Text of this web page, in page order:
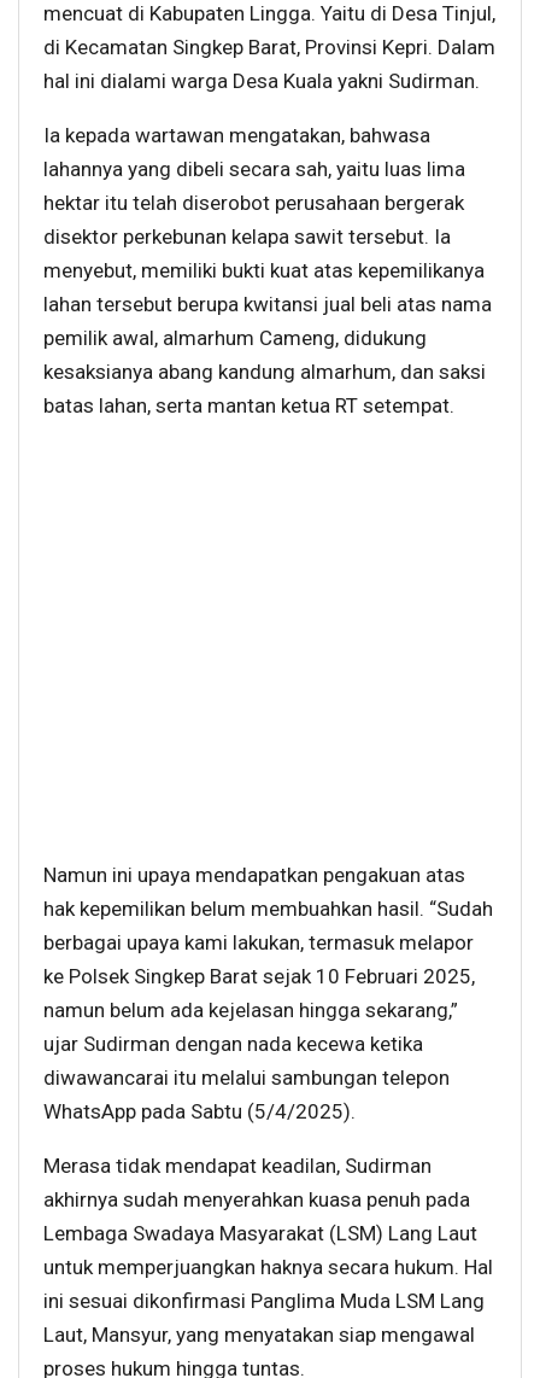
mencuat di Kabupaten Lingga. Yaitu di Desa Tinjul,
di Kecamatan Singkep Barat, Provinsi Kepri. Dalam
hal ini dialami warga Desa Kuala yakni Sudirman.
Ia kepada wartawan mengatakan, bahwasa
lahannya yang dibeli secara sah, yaitu luas lima
hektar itu telah diserobot perusahaan bergerak
disektor perkebunan kelapa sawit tersebut. Ia
menyebut, memiliki bukti kuat atas kepemilikanya
lahan tersebut berupa kwitansi jual beli atas nama
pemilik awal, almarhum Cameng, didukung
kesaksianya abang kandung almarhum, dan saksi
batas lahan, serta mantan ketua RT setempat.
Namun ini upaya mendapatkan pengakuan atas
hak kepemilikan belum membuahkan hasil. “Sudah
berbagai upaya kami lakukan, termasuk melapor
ke Polsek Singkep Barat sejak 10 Februari 2025,
namun belum ada kejelasan hingga sekarang,”
ujar Sudirman dengan nada kecewa ketika
diwawancarai itu melalui sambungan telepon
WhatsApp pada Sabtu (5/4/2025).
Merasa tidak mendapat keadilan, Sudirman
akhirnya sudah menyerahkan kuasa penuh pada
Lembaga Swadaya Masyarakat (LSM) Lang Laut
untuk memperjuangkan haknya secara hukum. Hal
ini sesuai dikonfirmasi Panglima Muda LSM Lang
Laut, Mansyur, yang menyatakan siap mengawal
proses hukum hingga tuntas.